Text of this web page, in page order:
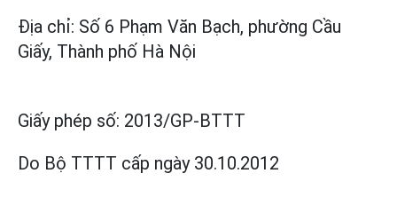
Địa chỉ: Số 6 Phạm Văn Bạch, phường Cầu
Giấy, Thành phố Hà Nội
Giấy phép số: 2013/GP-BTTT
Do Bộ TTTT cấp ngày 30.10.2012